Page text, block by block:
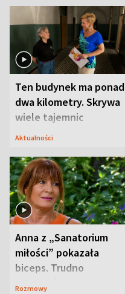
Ten budynek ma ponad
dwa kilometry. Skrywa
wiele tajemnic
Aktualności
Anna z „Sanatorium
miłości” pokazała
biceps. Trudno
uwierzyć, co przeszła
Rozmowy